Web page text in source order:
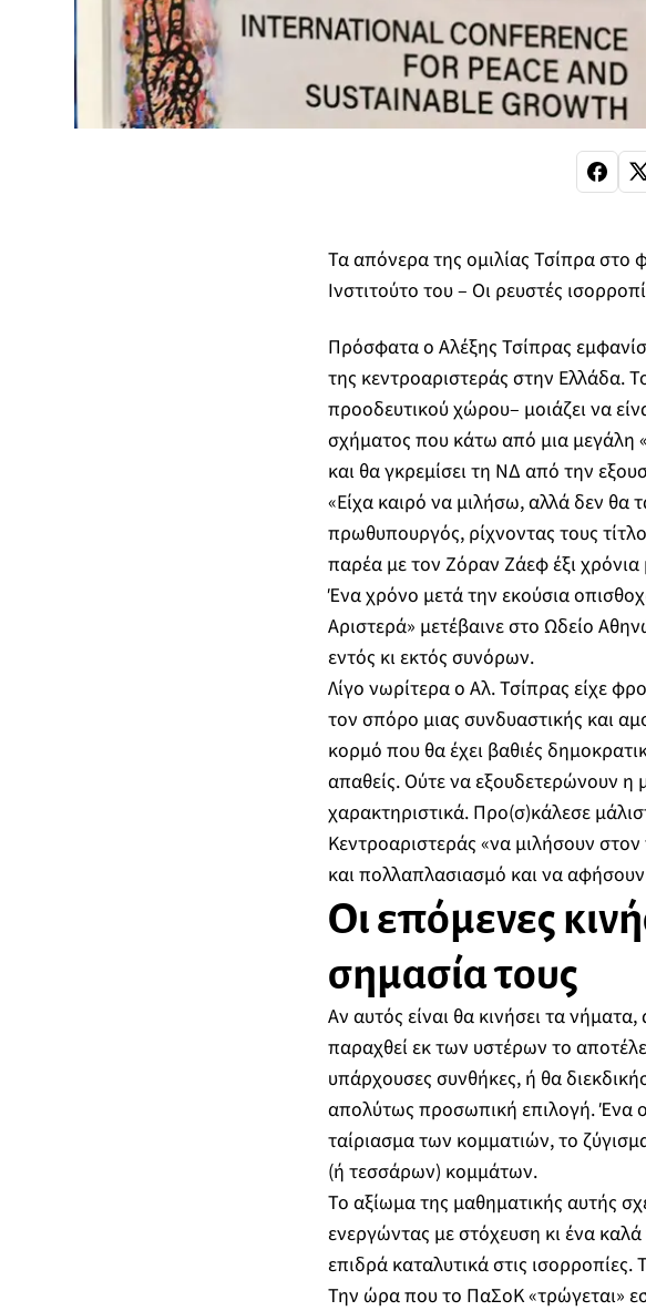
Τα απόνερα της ομιλίας Τσίπρα στο
Ινστιτούτο του – Οι ρευστές
Πρόσφατα ο Αλέξης Τσίπρας
της κεντροαριστεράς στην
προοδευτικού χώρου– μοιάζει να
σχήματος που κάτω από μια μεγάλη
και θα γκρεμίσει τη ΝΔ από την
«Είχα καιρό να μιλήσω, αλλά δεν
πρωθυπουργός, ρίχνοντας τους
παρέα με τον Ζόραν Ζάεφ έξι
Ένα χρόνο μετά την εκούσια
Αριστερά» μετέβαινε στο Ωδείο
εντός κι εκτός συνόρων.
Λίγο νωρίτερα ο Αλ. Τσίπρας είχε
τον σπόρο μιας συνδυαστικής και
κορμό που θα έχει βαθιές
απαθείς. Ούτε να εξουδετερώνουν η
χαρακτηριστικά. Προ(σ)κάλεσε
Κεντροαριστεράς «να μιλήσουν
και πολλαπλασιασμό και να
Οι επόμενες
σημασία τους
Αν αυτός είναι θα κινήσει τα
παραχθεί εκ των υστέρων το
υπάρχουσες συνθήκες, ή θα
απολύτως προσωπική επιλογή. Ένα
ταίριασμα των κομματιών, το
(ή τεσσάρων) κομμάτων.
Το αξίωμα της μαθηματικής αυτής
ενεργώντας με στόχευση κι ένα
επιδρά καταλυτικά στις ισορροπίες.
Την ώρα που το ΠαΣοΚ «τρώγεται»